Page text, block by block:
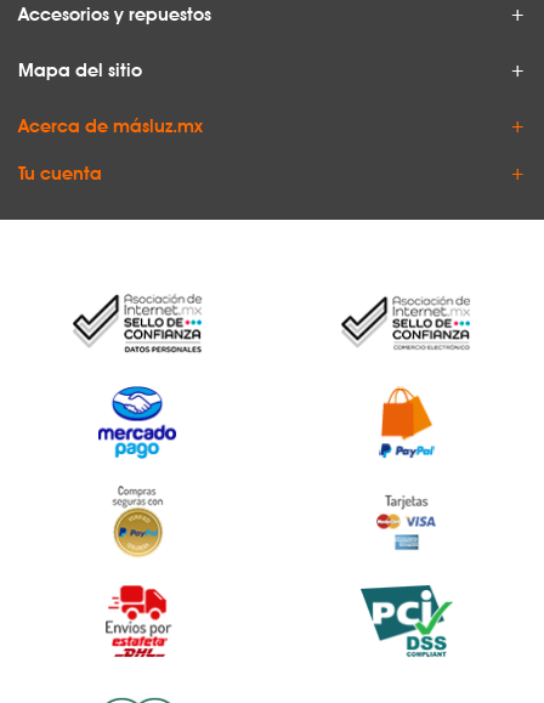
Accesorios y repuestos
Mapa del sitio
Acerca de másluz.mx
Tu cuenta